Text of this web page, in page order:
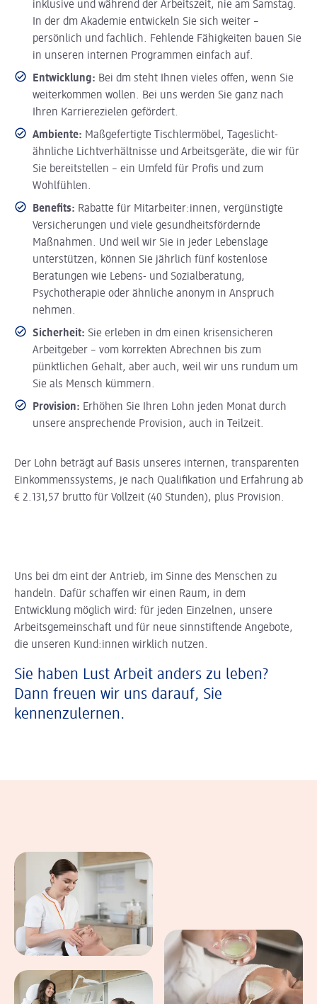
inklusive und während der Arbeitszeit, nie am Samstag.
In der dm Akademie entwickeln Sie sich weiter –
persönlich und fachlich. Fehlende Fähigkeiten bauen Sie
in unseren internen Programmen einfach auf.
Entwicklung: Bei dm steht Ihnen vieles offen, wenn Sie
weiterkommen wollen. Bei uns werden Sie ganz nach
Ihren Karrierezielen gefördert.
Ambiente: Maßgefertigte Tischlermöbel, Tageslicht-
ähnliche Lichtverhältnisse und Arbeitsgeräte, die wir für
Sie bereitstellen – ein Umfeld für Profis und zum
Wohlfühlen.
Benefits: Rabatte für Mitarbeiter:innen, vergünstigte
Versicherungen und viele gesundheitsfördernde
Maßnahmen. Und weil wir Sie in jeder Lebenslage
unterstützen, können Sie jährlich fünf kostenlose
Beratungen wie Lebens- und Sozialberatung,
Psychotherapie oder ähnliche anonym in Anspruch
nehmen.
Sicherheit: Sie erleben in dm einen krisensicheren
Arbeitgeber – vom korrekten Abrechnen bis zum
pünktlichen Gehalt, aber auch, weil wir uns rundum um
Sie als Mensch kümmern.
Provision: Erhöhen Sie Ihren Lohn jeden Monat durch
unsere ansprechende Provision, auch in Teilzeit.
Der Lohn beträgt auf Basis unseres internen, transparenten
Einkommenssystems, je nach Qualifikation und Erfahrung ab
€ 2.131,57 brutto für Vollzeit (40 Stunden), plus Provision.
Uns bei dm eint der Antrieb, im Sinne des Menschen zu
handeln. Dafür schaffen wir einen Raum, in dem
Entwicklung möglich wird: für jeden Einzelnen, unsere
Arbeitsgemeinschaft und für neue sinnstiftende Angebote,
die unseren Kund:innen wirklich nutzen.
Sie haben Lust Arbeit anders zu leben?
Dann freuen wir uns darauf, Sie
kennenzulernen.
In einer Bildergalerie sind verschiedene